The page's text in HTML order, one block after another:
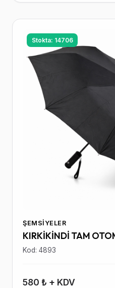
Stokta: 14706
ŞEMSIYELER
KIRKİKİNDİ TAM
Kod: 4893
580 ₺ + KDV